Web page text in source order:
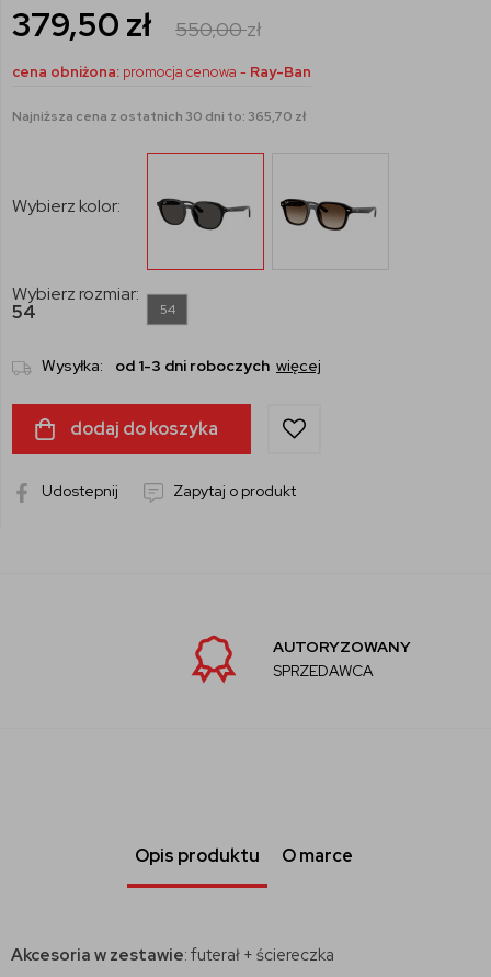
379,50 zł 550,00zł
cena obniżona: promocja cenowa - Ray-Ban
Najniższa cena z ostatnich 30 dni to: 365,70 zł
Wybierz kolor:
Wybierz rozmiar:
54
54
Wysyłka: od 1-3 dni roboczych więcej
dodaj do koszyka
Udostepnij Zapytaj o produkt
AUTORYZOWANY
SPRZEDAWCA
Opis produktu O marce
Akcesoria w zestawie: futerał + ściereczka